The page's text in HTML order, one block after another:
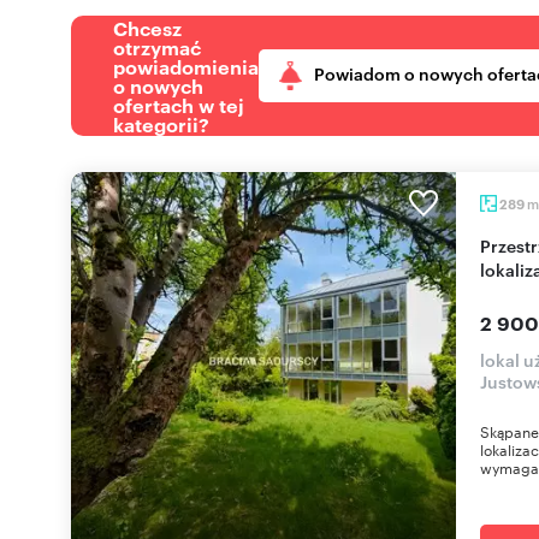
Chcesz
otrzymać
powiadomienia
o nowych
ofertach w tej
kategorii?
Powiadom o nowych
289 m
Przestrzeń biurowa 289 m² w prestiżowej
2
lokal